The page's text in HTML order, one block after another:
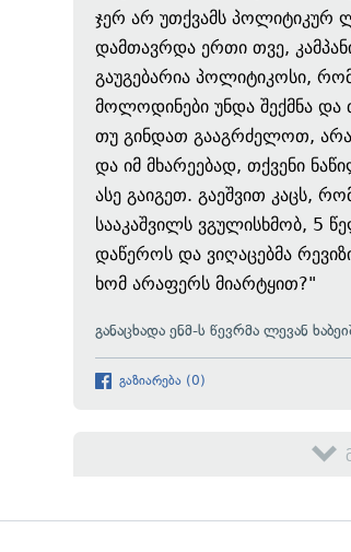
ჯერ არ უთქვამს პოლიტიკურ
დამთავრდა ერთი თვე,
გაუგებარია პოლიტიკოსი,
მოლოდინები უნდა შექმნა და
თუ გინდათ გააგრძელოთ,
და იმ მხარეებად, თქვენი
ასე გაიგეთ. გაეშვით კაცს,
სააკაშვილს ვგულისხმობ, 5
დაწეროს და ვიღაცებმა
ხომ არაფერს მიარტყით?"
განაცხადა ენმ-ს წევრმა ლევან
გაზიარება (0)